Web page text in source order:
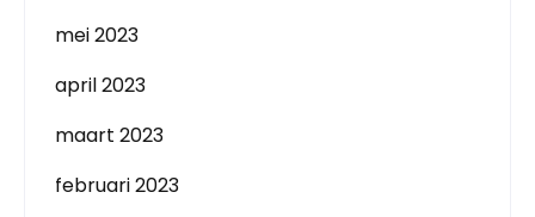
mei 2023
april 2023
maart 2023
februari 2023